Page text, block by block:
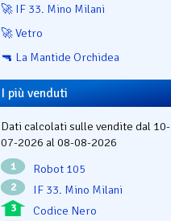
🚀 IF 33. Mino Milani
🚀 Vetro
🔫 La Mantide Orchidea
I più venduti
Dati calcolati sulle vendite dal 10-
07-2026 al 08-08-2026
1 Robot 105
2 IF 33. Mino Milani
3 Codice Nero